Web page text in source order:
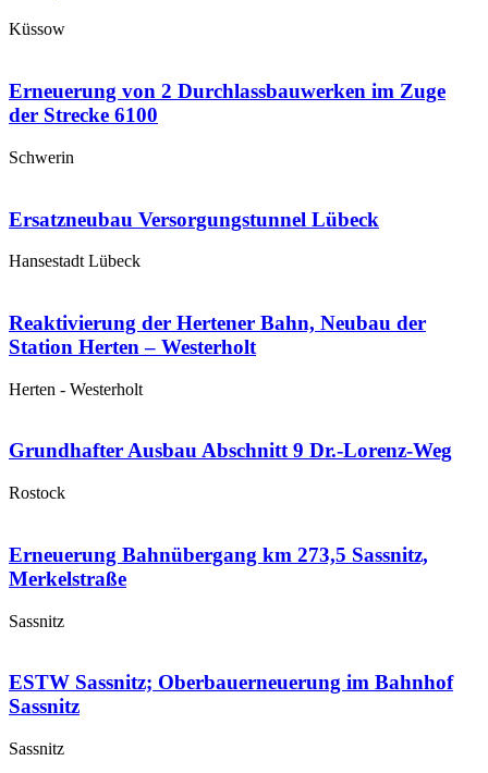
Küssow
Erneuerung von 2 Durchlassbauwerken im Zuge
der Strecke 6100
Schwerin
Ersatzneubau Versorgungstunnel Lübeck
Hansestadt Lübeck
Reaktivierung der Hertener Bahn, Neubau der
Station Herten – Westerholt
Herten - Westerholt
Grundhafter Ausbau Abschnitt 9 Dr.-Lorenz-Weg
Rostock
Erneuerung Bahnübergang km 273,5 Sassnitz,
Merkelstraße
Sassnitz
ESTW Sassnitz; Oberbauerneuerung im Bahnhof
Sassnitz
Sassnitz